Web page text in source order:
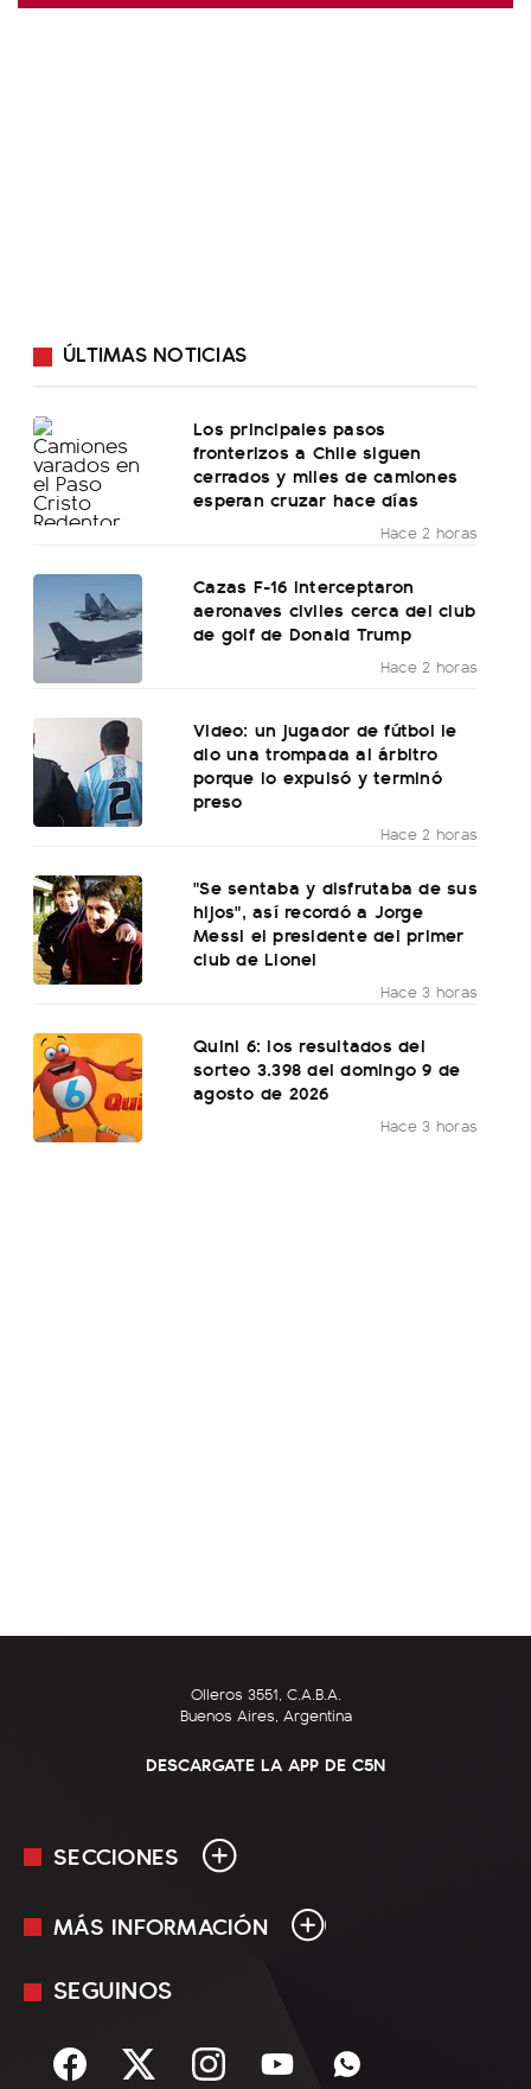
ÚLTIMAS NOTICIAS
Los principales pasos
fronterizos a Chile siguen
cerrados y miles de camiones
esperan cruzar hace días
Hace 2 horas
Cazas F-16 interceptaron
aeronaves civiles cerca del club
de golf de Donald Trump
Hace 2 horas
Video: un jugador de fútbol le
dio una trompada al árbitro
porque lo expulsó y terminó
preso
Hace 2 horas
"Se sentaba y disfrutaba de sus
hijos", así recordó a Jorge
Messi el presidente del primer
club de Lionel
Hace 3 horas
Quini 6: los resultados del
sorteo 3.398 del domingo 9 de
agosto de 2026
Hace 3 horas
Olleros 3551, C.A.B.A.
Buenos Aires, Argentina
DESCARGATE LA APP DE C5N
SECCIONES
En Vivo
Sociedad
MÁS INFORMACIÓN
Mediakit
Términos y condiciones
SEGUINOS